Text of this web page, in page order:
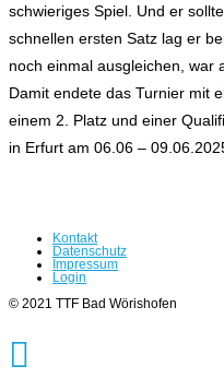
schwieriges Spiel. Und er
schnellen ersten Satz lag er
noch einmal ausgleichen, war
Damit endete das Turnier mit
einem 2. Platz und einer
in Erfurt am 06.06 –
Kontakt
Datenschutz
Impressum
Login
© 2021 TTF Bad Wörishofen